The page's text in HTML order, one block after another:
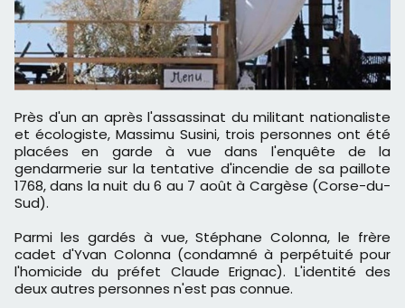
Près d'un an après l'assassinat du militant nationaliste
et écologiste, Massimu Susini, trois personnes ont été
placées en garde à vue dans l'enquête de la
gendarmerie sur la tentative d'incendie de sa paillote
1768, dans la nuit du 6 au 7 août à Cargèse (Corse-du-
Sud).
Parmi les gardés à vue, Stéphane Colonna, le frère
cadet d'Yvan Colonna (condamné à perpétuité pour
l'homicide du préfet Claude Erignac). L'identité des
deux autres personnes n'est pas connue.